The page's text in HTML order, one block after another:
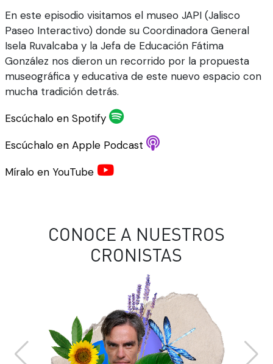
En este episodio visitamos el museo JAPI (Jalisco
Paseo Interactivo) donde su Coordinadora General
Isela Ruvalcaba y la Jefa de Educación Fátima
González nos dieron un recorrido por la propuesta
museográfica y educativa de este nuevo espacio con
mucha tradición detrás.
Escúchalo en Spotify
Escúchalo en Apple Podcast
Míralo en YouTube
CONOCE A NUESTROS
CRONISTAS